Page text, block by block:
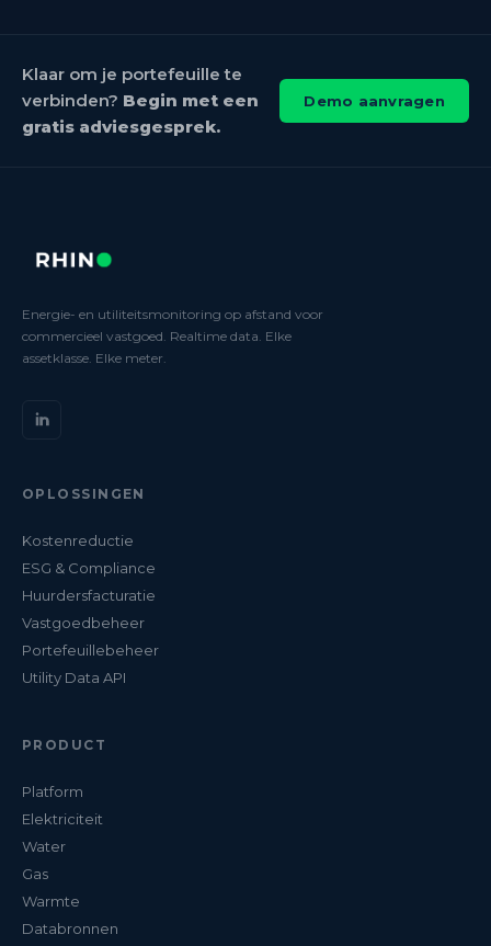
Klaar om je portefeuille te
verbinden? Begin met een
gratis adviesgesprek.
Demo aanvragen
Energie- en utiliteitsmonitoring op afstand voor
commercieel vastgoed. Realtime data. Elke
assetklasse. Elke meter.
OPLOSSINGEN
Kostenreductie
ESG & Compliance
Huurdersfacturatie
Vastgoedbeheer
Portefeuillebeheer
Utility Data API
PRODUCT
Platform
Elektriciteit
Water
Gas
Warmte
Databronnen